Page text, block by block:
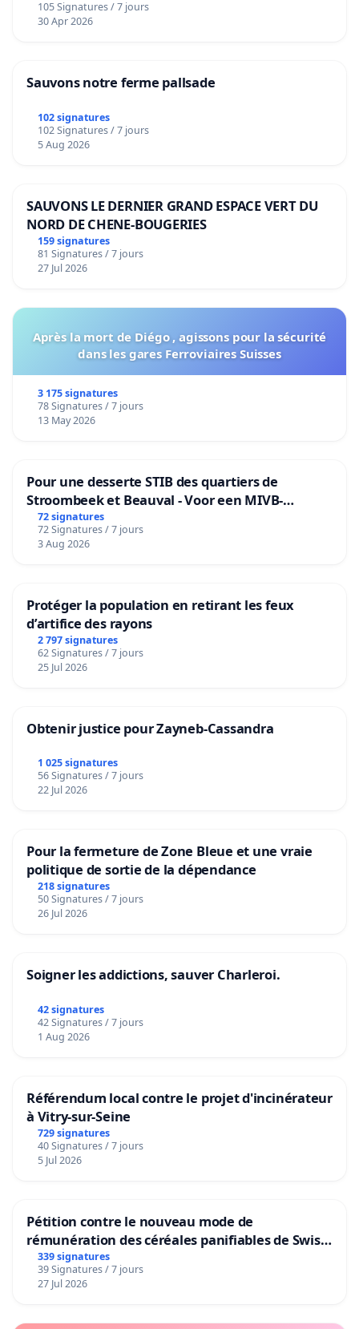
105 Signatures / 7 jours
30 Apr 2026
Sauvons notre ferme pallsade
102 signatures
102 Signatures / 7 jours
5 Aug 2026
SAUVONS LE DERNIER GRAND ESPACE VERT DU
NORD DE CHENE-BOUGERIES
159 signatures
81 Signatures / 7 jours
27 Jul 2026
Après la mort de Diégo , agissons pour la sécurité
dans les gares Ferroviaires Suisses
3 175 signatures
78 Signatures / 7 jours
13 May 2026
Pour une desserte STIB des quartiers de
Stroombeek et Beauval - Voor een MIVB-
bediening van de wijken Strombeek en Het
Voor
72 signatures
72 Signatures / 7 jours
3 Aug 2026
Protéger la population en retirant les feux
d’artifice des rayons
2 797 signatures
62 Signatures / 7 jours
25 Jul 2026
Obtenir justice pour Zayneb-Cassandra
1 025 signatures
56 Signatures / 7 jours
22 Jul 2026
Pour la fermeture de Zone Bleue et une vraie
politique de sortie de la dépendance
218 signatures
50 Signatures / 7 jours
26 Jul 2026
Soigner les addictions, sauver Charleroi.
42 signatures
42 Signatures / 7 jours
1 Aug 2026
Référendum local contre le projet d'incinérateur
à Vitry-sur-Seine
729 signatures
40 Signatures / 7 jours
5 Jul 2026
Pétition contre le nouveau mode de
rémunération des céréales panifiables de Swiss
granum basé sur la teneur en protéines
339 signatures
39 Signatures / 7 jours
27 Jul 2026